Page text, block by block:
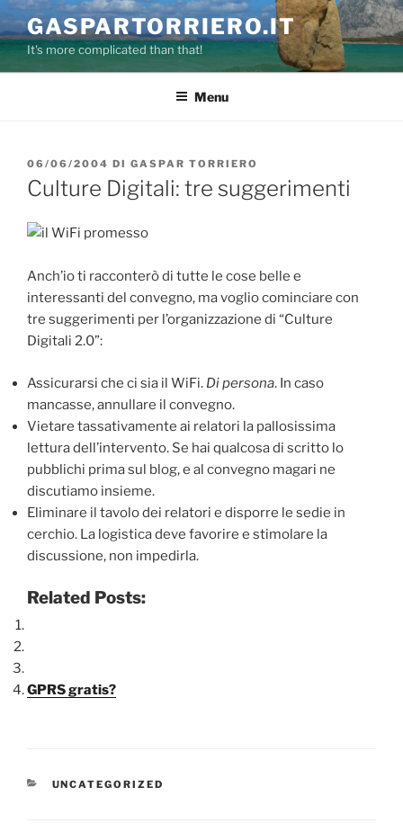
Salta
al
contenuto
GASPARTORRIERO.IT
It's more complicated than that!
Menu
PUBBLICATO
IL
06/06/2004 DI GASPAR TORRIERO
Culture Digitali: tre suggerimenti
Anch’io ti racconterò di tutte le cose belle e
interessanti del convegno, ma voglio cominciare con
tre suggerimenti per l’organizzazione di “Culture
Digitali 2.0”:
Assicurarsi che ci sia il WiFi. Di persona. In caso
mancasse, annullare il convegno.
Vietare tassativamente ai relatori la pallosissima
lettura dell’intervento. Se hai qualcosa di scritto lo
pubblichi prima sul blog, e al convegno magari ne
discutiamo insieme.
Eliminare il tavolo dei relatori e disporre le sedie in
cerchio. La logistica deve favorire e stimolare la
discussione, non impedirla.
Related Posts:
GPRS gratis?
CATEGORIE
UNCATEGORIZED